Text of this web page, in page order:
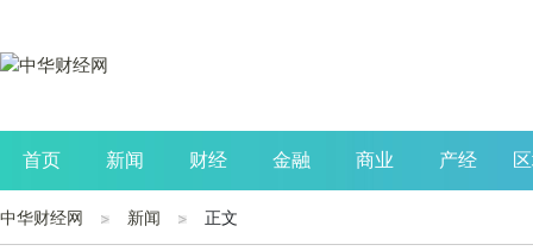
首页 新闻 财经 金融 商业 产经
公司 生活 读书
中华财经网 新闻 正文